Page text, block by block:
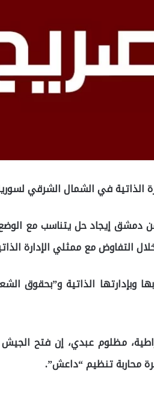
الذاتية في الشمال الشرقي
دمشق إيجاد حل يتناسب مع
التفاوض مع ممثلي الإدارة
الذاتية و”بحقوق
مظلوم عبدي، إن فتح
محاربة تنظيم “داعش”.